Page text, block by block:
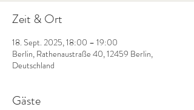
Zeit & Ort
18. Sept. 2025, 18:00 – 19:00
Berlin, Rathenaustraße 40, 12459 Berlin,
Deutschland
Gäste